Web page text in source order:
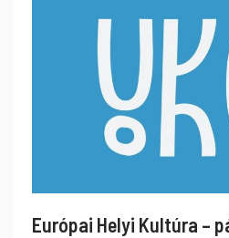
Európai Helyi Kultúra –